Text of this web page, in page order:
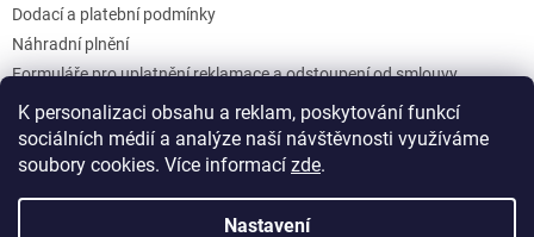
K personalizaci obsahu a reklam, poskytování funkcí
sociálních médií a analýze naší návštěvnosti využíváme
soubory cookies. Více informací zde.
Nastavení
Dodací a platební podmínky
Náhradní plnění
Formuláře pro uplatnění reklamace a odstoupení od smlouvy
Moje objednávka